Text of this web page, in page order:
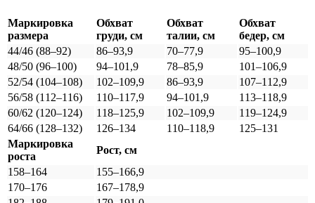
Маркировка
размера
Обхват
груди, см
Обхват
талии, см
Обхват
бедер, см
44/46 (88–92)
86–93,9 70–77,9
95–100,9
48/50 (96–100)
94–101,9 78–85,9
101–106,9
52/54 (104–108)
102–109,9 86–93,9
107–112,9
56/58 (112–116)
110–117,9 94–101,9
113–118,9
60/62 (120–124)
118–125,9 102–109,9
119–124,9
64/66 (128–132)
126–134 110–118,9
125–131
Маркировка
роста
Рост, см
158–164
155–166,9
170–176
167–178,9